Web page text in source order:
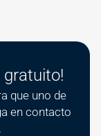
gratuito!
que uno de
en contacto